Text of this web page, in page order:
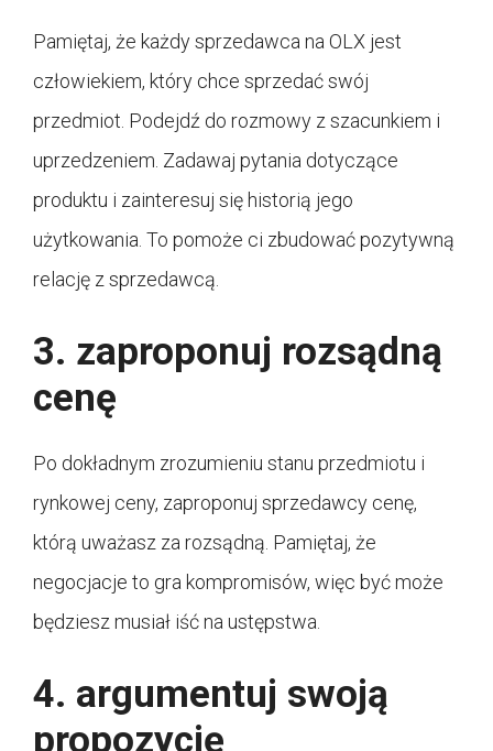
Pamiętaj, że każdy sprzedawca na OLX jest
człowiekiem, który chce sprzedać swój
przedmiot. Podejdź do rozmowy z szacunkiem i
uprzedzeniem. Zadawaj pytania dotyczące
produktu i zainteresuj się historią jego
użytkowania. To pomoże ci zbudować pozytywną
relację z sprzedawcą.
3. zaproponuj rozsądną
cenę
Po dokładnym zrozumieniu stanu przedmiotu i
rynkowej ceny, zaproponuj sprzedawcy cenę,
którą uważasz za rozsądną. Pamiętaj, że
negocjacje to gra kompromisów, więc być może
będziesz musiał iść na ustępstwa.
4. argumentuj swoją
propozycję